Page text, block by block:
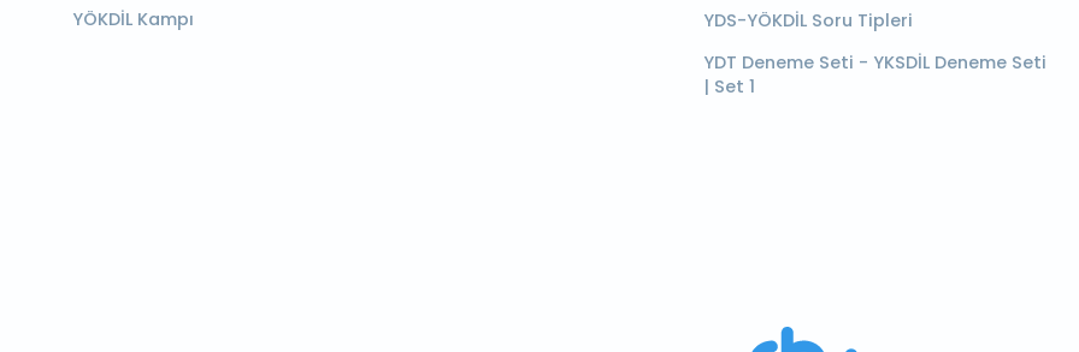
YÖKDİL Kampı
YDS-YÖKDİL Soru Tipleri
YDT Deneme Seti - YKSDİL Deneme Seti
| Set 1